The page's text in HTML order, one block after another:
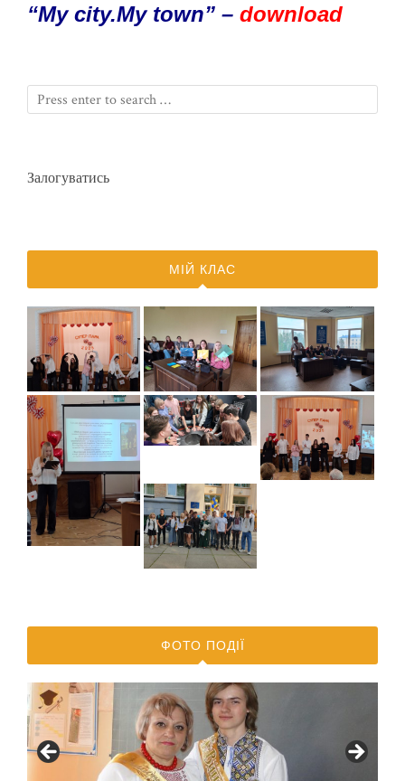
“My city.My town” – download
Залогуватись
МІЙ КЛАС
ФОТО ПОДІЇ